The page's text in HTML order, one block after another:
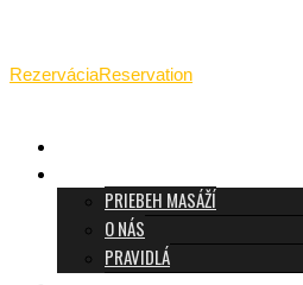
RezerváciaReservation
PRIEBEH MASÁŽÍ
O NÁS
PRAVIDLÁ